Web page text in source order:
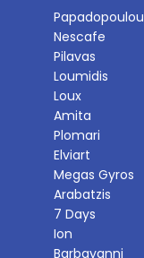
Papadopoulou
Nescafe
Pilavas
Loumidis
Loux
Amita
Plomari
Elviart
Megas Gyros
Arabatzis
7 Days
Ion
Barbayanni